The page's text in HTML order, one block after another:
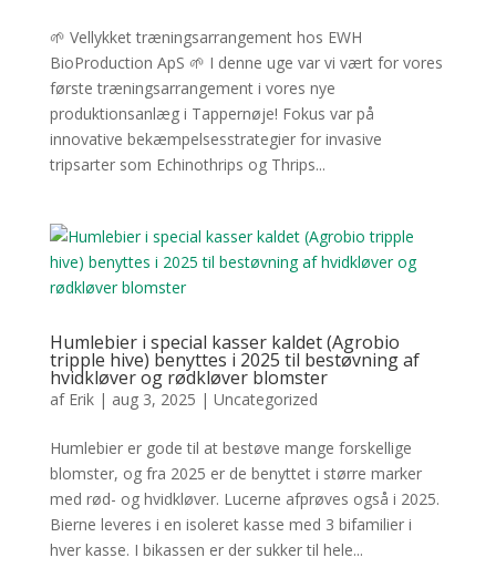
🌱 Vellykket træningsarrangement hos EWH
BioProduction ApS 🌱 I denne uge var vi vært for vores
første træningsarrangement i vores nye
produktionsanlæg i Tappernøje! Fokus var på
innovative bekæmpelsesstrategier for invasive
tripsarter som Echinothrips og Thrips...
Humlebier i special kasser kaldet (Agrobio
tripple hive) benyttes i 2025 til bestøvning af
hvidkløver og rødkløver blomster
af Erik| aug 3, 2025 | Uncategorized
Humlebier er gode til at bestøve mange forskellige
blomster, og fra 2025 er de benyttet i større marker
med rød- og hvidkløver. Lucerne afprøves også i 2025.
Bierne leveres i en isoleret kasse med 3 bifamilier i
hver kasse. I bikassen er der sukker til hele...